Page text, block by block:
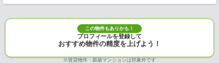
この物件もありかも！
プロフィールを登録して
おすすめ物件の精度を上げよう！
※賃貸物件・新築マンションは対象外です